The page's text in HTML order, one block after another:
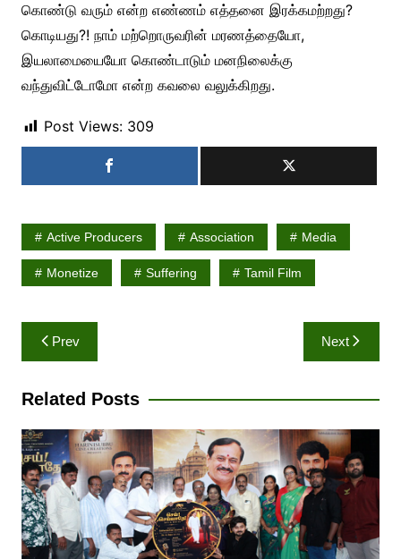
கொண்டு வரும் என்ற எண்ணம் எத்தனை இரக்கமற்றது?
கொடியது?! நாம் மற்றொருவரின் மரணத்தையோ,
இயலாமையையோ கொண்டாடும் மனநிலைக்கு
வந்துவிட்டோமோ என்ற கவலை வலுக்கிறது.
Post Views: 309
Active Producers Association Media
Monetize Suffering Tamil Film
Post
navigation
Prev Next
Related Posts